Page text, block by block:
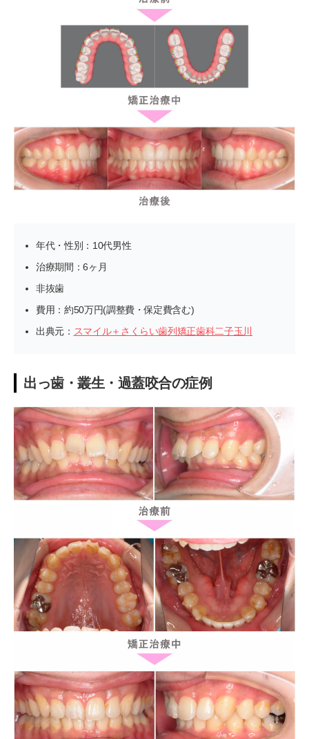
年代・性別：10代男性
治療期間：6ヶ月
非抜歯
費用：約50万円(調整費・保定費含む)
出典元： スマイル＋さくらい歯列矯正歯科二子玉川
出っ歯・叢生・過蓋咬合の症例